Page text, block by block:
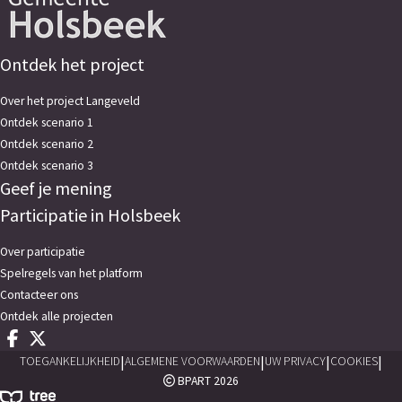
Ontdek het project
Over het project Langeveld
Ontdek scenario 1
Ontdek scenario 2
Ontdek scenario 3
Geef je mening
Participatie in Holsbeek
Over participatie
Spelregels van het platform
Contacteer ons
Ontdek alle projecten
Deel op facebook
Deel op X
TOEGANKELIJKHEID|ALGEMENE VOORWAARDEN|UW PRIVACY|COOKIES|
BPART 2026